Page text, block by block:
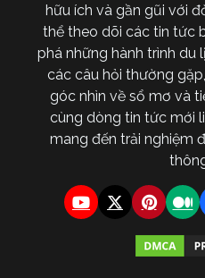
hữu ích và gần gũi với
thể theo dõi các tin tức
phá những hành trình du
các câu hỏi thường
góc nhìn về sổ mơ và
cùng dòng tin tức mới
mang đến trải nghiệm